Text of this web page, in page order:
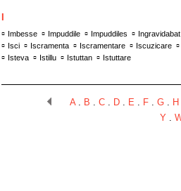
▫ Imbesse ▫ Impuddile ▫ Impuddiles ▫ Ingravidabat
▫ Isci ▫ Iscramenta ▫ Iscramentare ▫ Iscuzicare
▫ Isteva ▫ Istillu ▫ Istuttan ▫ Istuttare
A. B . C. D. E . F. G. H
Y .